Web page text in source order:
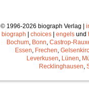
© 1996-2026 biograph Verlag |
biograph
choices engels und
Bochum, Bonn, Castrop-
Essen, Frechen,
Leverkusen, Lünen,
Recklinghausen,